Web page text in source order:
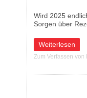
Wird 2025
Sorgen über
Weiterlesen
über
Zum Verfassen